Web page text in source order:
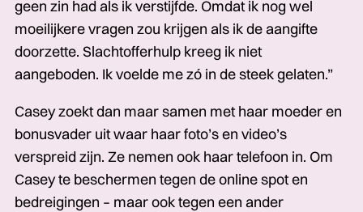
geen zin had als ik verstijfde. Omdat ik nog wel
moeilijkere vragen zou krijgen als ik de aangifte
doorzette. Slachtofferhulp kreeg ik niet
aangeboden. Ik voelde me zó in de steek gelaten.”
Casey zoekt dan maar samen met haar moeder en
bonusvader uit waar haar foto’s en video’s
verspreid zijn. Ze nemen ook haar telefoon in. Om
Casey te beschermen tegen de online spot en
bedreigingen – maar ook tegen een ander